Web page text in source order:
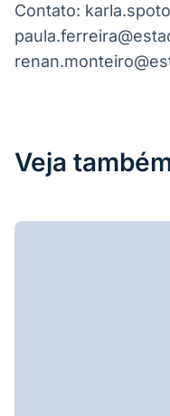
Contato:
Veja